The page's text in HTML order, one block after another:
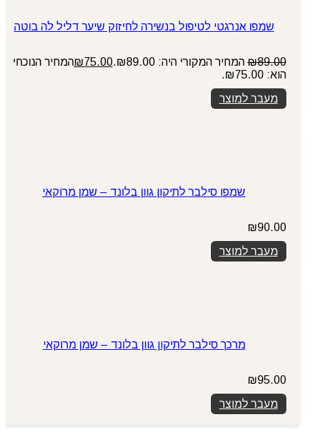
שמפו אנרגטי לטיפול בנשירה לחיזוק שיער דליל לה בוטה
₪89.00 המחיר המקורי היה: ₪89.00. ₪75.00
המחיר הנוכחי
הוא: ₪75.00.
מעבר למוצר
שמפו סילבר לתיקון גוון בלונד – שמן מרוקאי
₪90.00
מעבר למוצר
מרכך סילבר לתיקון גוון בלונד – שמן מרוקאי
₪95.00
מעבר למוצר